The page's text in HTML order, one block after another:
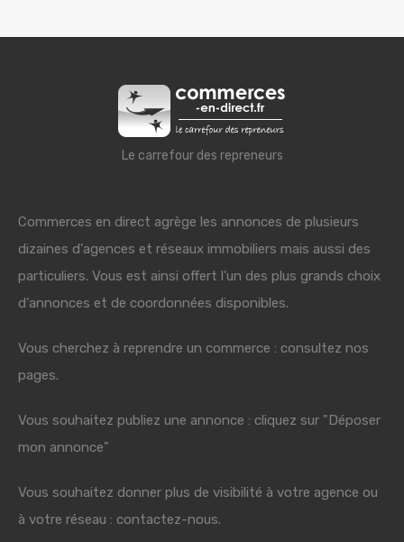
Le carrefour des repreneurs
Commerces en direct agrège les annonces de plusieurs
dizaines d'agences et réseaux immobiliers mais aussi des
particuliers. Vous est ainsi offert l'un des plus grands choix
d'annonces et de coordonnées disponibles.
Vous cherchez à reprendre un commerce : consultez nos
pages.
Vous souhaitez publiez une annonce : cliquez sur "Déposer
mon annonce"
Vous souhaitez donner plus de visibilité à votre agence ou
à votre réseau : contactez-nous.